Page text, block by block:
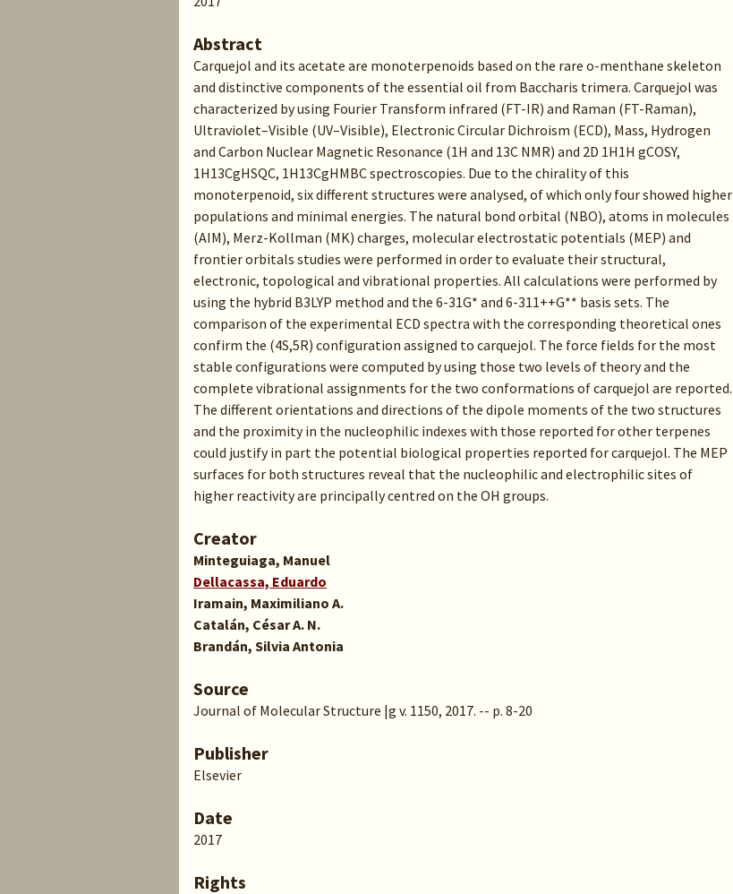
Abstract
Carquejol and its acetate are monoterpenoids based on the rare o-menthane skeleton
and distinctive components of the essential oil from Baccharis trimera. Carquejol was
characterized by using Fourier Transform infrared (FT-IR) and Raman (FT-Raman),
Ultraviolet–Visible (UV–Visible), Electronic Circular Dichroism (ECD), Mass, Hydrogen
and Carbon Nuclear Magnetic Resonance (1H and 13C NMR) and 2D 1H1H gCOSY,
1H13CgHSQC, 1H13CgHMBC spectroscopies. Due to the chirality of this
monoterpenoid, six different structures were analysed, of which only four showed higher
populations and minimal energies. The natural bond orbital (NBO), atoms in molecules
(AIM), Merz-Kollman (MK) charges, molecular electrostatic potentials (MEP) and
frontier orbitals studies were performed in order to evaluate their structural,
electronic, topological and vibrational properties. All calculations were performed by
using the hybrid B3LYP method and the 6-31G* and 6-311++G** basis sets. The
comparison of the experimental ECD spectra with the corresponding theoretical ones
confirm the (4S,5R) configuration assigned to carquejol. The force fields for the most
stable configurations were computed by using those two levels of theory and the
complete vibrational assignments for the two conformations of carquejol are reported.
The different orientations and directions of the dipole moments of the two structures
and the proximity in the nucleophilic indexes with those reported for other terpenes
could justify in part the potential biological properties reported for carquejol. The MEP
surfaces for both structures reveal that the nucleophilic and electrophilic sites of
higher reactivity are principally centred on the OH groups.
Creator
Minteguiaga, Manuel
Dellacassa, Eduardo
Iramain, Maximiliano A.
Catalán, César A. N.
Brandán, Silvia Antonia
Source
Journal of Molecular Structure |g v. 1150, 2017. -- p. 8-20
Publisher
Elsevier
Date
2017
Rights